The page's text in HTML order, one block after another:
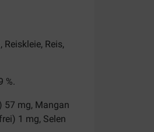
Reis,
%.
57 mg, Mangan
1 mg, Selen